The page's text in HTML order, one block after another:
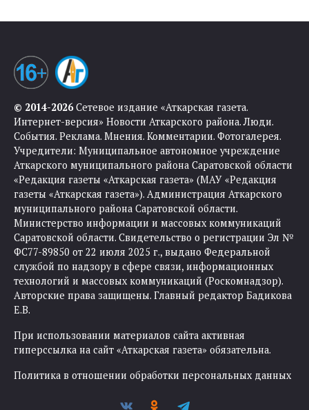
© 2014-2026Сетевое издание «Аткарская газета.
Интернет-версия» Новости Аткарского района. Люди.
События. Реклама. Мнения. Комментарии. Фотогалерея.
Учредители: Муниципальное автономное учреждение
Аткарского муниципального района Саратовской области
«Редакция газеты «Аткарская газета» (МАУ «Редакция
газеты «Аткарская газета»). Администрация Аткарского
муниципального района Саратовской области.
Министерство информации и массовых коммуникаций
Саратовской области. Свидетельство о регистрации Эл №
ФС77-89850 от 22 июля 2025 г., выдано Федеральной
службой по надзору в сфере связи, информационных
технологий и массовых коммуникаций (Роскомнадзор).
Авторские права защищены. Главный редактор Бадикова
Е.В.
При использовании материалов сайта активная
гиперссылка на сайт «Аткарская газета» обязательна.
Политика в отношении обработки персональных данных